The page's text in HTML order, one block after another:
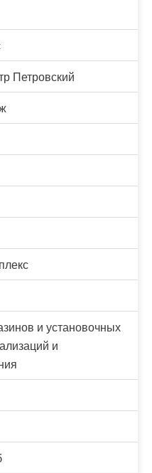
Петровский
и установочных
и